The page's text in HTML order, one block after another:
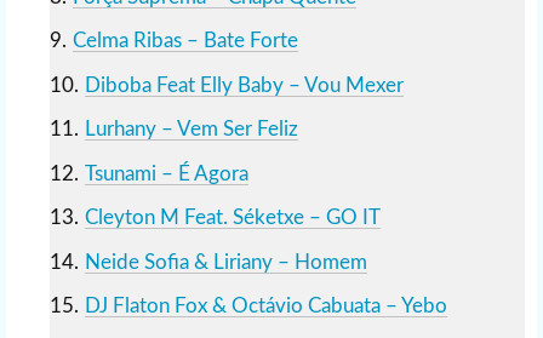
Celma Ribas – Bate Forte
Diboba Feat Elly Baby – Vou Mexer
Lurhany – Vem Ser Feliz
Tsunami – É Agora
Cleyton M Feat. Séketxe – GO IT
Neide Sofia & Liriany – Homem
DJ Flaton Fox & Octávio Cabuata – Yebo